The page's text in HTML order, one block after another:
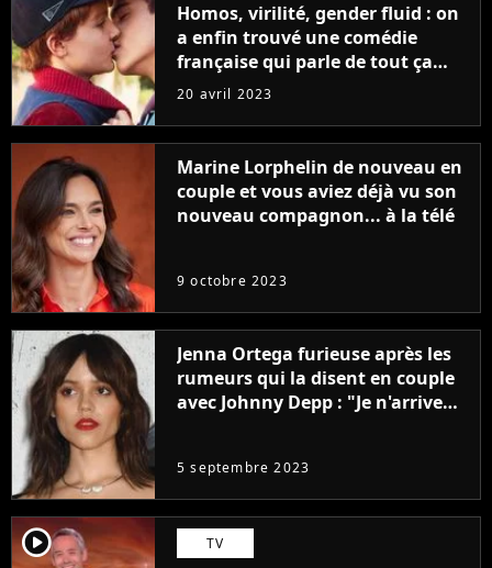
Homos, virilité, gender fluid : on
a enfin trouvé une comédie
française qui parle de tout ça
sans être super ringarde
20 avril 2023
Marine Lorphelin de nouveau en
couple et vous aviez déjà vu son
nouveau compagnon... à la télé
9 octobre 2023
Jenna Ortega furieuse après les
rumeurs qui la disent en couple
avec Johnny Depp : "Je n'arrive
5 septembre 2023
player2 TV